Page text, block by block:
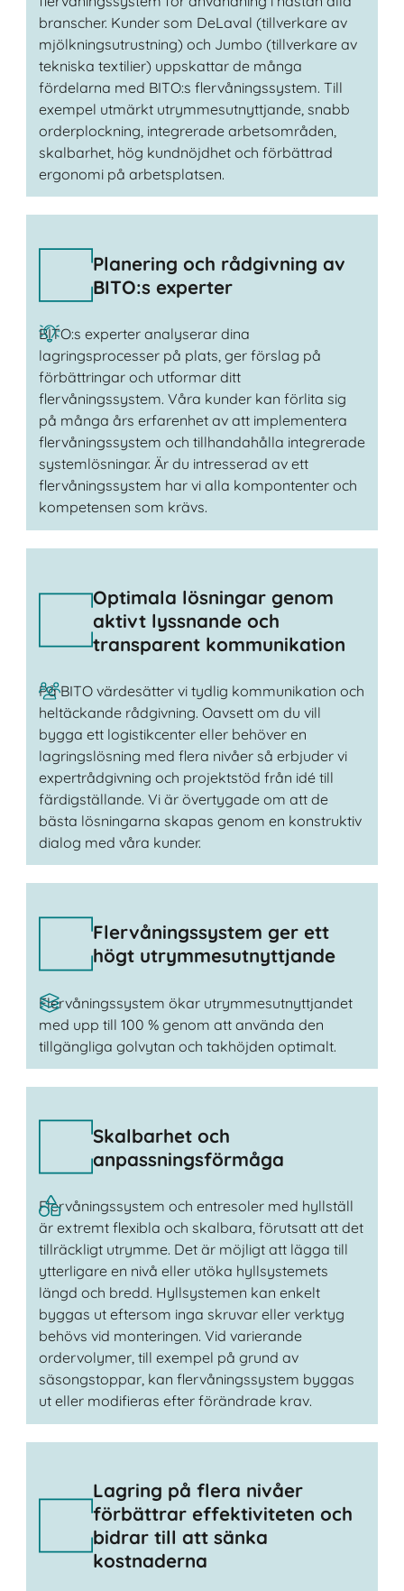
branscher. Kunder som DeLaval (tillverkare av
mjölkningsutrustning) och Jumbo (tillverkare av
tekniska textilier) uppskattar de många
fördelarna med BITO:s flervåningssystem. Till
exempel utmärkt utrymmesutnyttjande, snabb
orderplockning, integrerade arbetsområden,
skalbarhet, hög kundnöjdhet och förbättrad
ergonomi på arbetsplatsen.
Planering och rådgivning av
BITO:s experter
BITO:s experter analyserar dina
lagringsprocesser på plats, ger förslag på
förbättringar och utformar ditt
flervåningssystem. Våra kunder kan förlita sig
på många års erfarenhet av att implementera
flervåningssystem och tillhandahålla integrerade
systemlösningar. Är du intresserad av ett
flervåningssystem har vi alla kompontenter och
kompetensen som krävs.
Optimala lösningar genom
aktivt lyssnande och
transparent kommunikation
På BITO värdesätter vi tydlig kommunikation och
heltäckande rådgivning. Oavsett om du vill
bygga ett logistikcenter eller behöver en
lagringslösning med flera nivåer så erbjuder vi
expertrådgivning och projektstöd från idé till
färdigställande. Vi är övertygade om att de
bästa lösningarna skapas genom en konstruktiv
dialog med våra kunder.
Flervåningssystem ger ett
högt utrymmesutnyttjande
Flervåningssystem ökar utrymmesutnyttjandet
med upp till 100 % genom att använda den
tillgängliga golvytan och takhöjden optimalt.
Skalbarhet och
anpassningsförmåga
Flervåningssystem och entresoler med hyllställ
är extremt flexibla och skalbara, förutsatt att det
tillräckligt utrymme. Det är möjligt att lägga till
ytterligare en nivå eller utöka hyllsystemets
längd och bredd. Hyllsystemen kan enkelt
byggas ut eftersom inga skruvar eller verktyg
behövs vid monteringen. Vid varierande
ordervolymer, till exempel på grund av
säsongstoppar, kan flervåningssystem byggas
ut eller modifieras efter förändrade krav.
Lagring på flera nivåer
förbättrar effektiviteten och
bidrar till att sänka
kostnaderna